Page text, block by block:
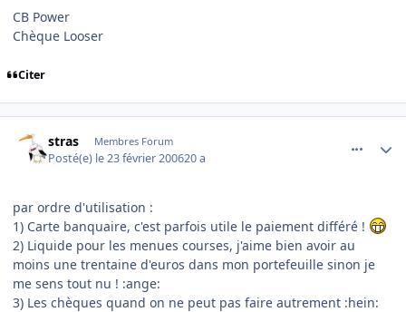
CB Power
Chèque Looser
Citer
stras Membres Forum
Posté(e) le 23 février 200620 a
par ordre d'utilisation :
1) Carte banquaire, c'est parfois utile le paiement différé !
2) Liquide pour les menues courses, j'aime bien avoir au
moins une trentaine d'euros dans mon portefeuille sinon je
me sens tout nu ! :ange:
3) Les chèques quand on ne peut pas faire autrement :hein: